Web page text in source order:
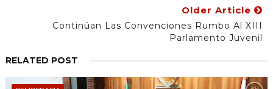
Older Article
Continúan Las Convenciones Rumbo Al XIII
Parlamento Juvenil
RELATED POST